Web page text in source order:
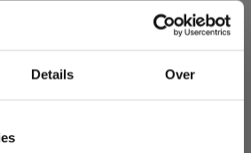
Details Over
3x4 rechthoek Grey
korting!
nieuwsbrief en